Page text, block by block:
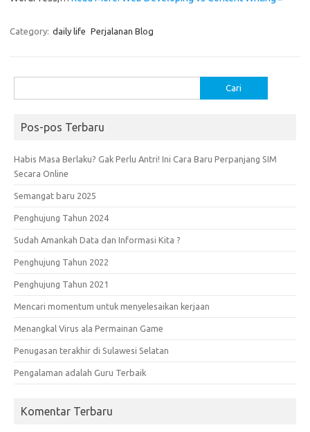
Category: daily life Perjalanan Blog
untuk:
Pos-pos Terbaru
Habis Masa Berlaku? Gak Perlu Antri! Ini Cara Baru Perpanjang SIM
Secara Online
Semangat baru 2025
Penghujung Tahun 2024
Sudah Amankah Data dan Informasi Kita ?
Penghujung Tahun 2022
Penghujung Tahun 2021
Mencari momentum untuk menyelesaikan kerjaan
Menangkal Virus ala Permainan Game
Penugasan terakhir di Sulawesi Selatan
Pengalaman adalah Guru Terbaik
Komentar Terbaru